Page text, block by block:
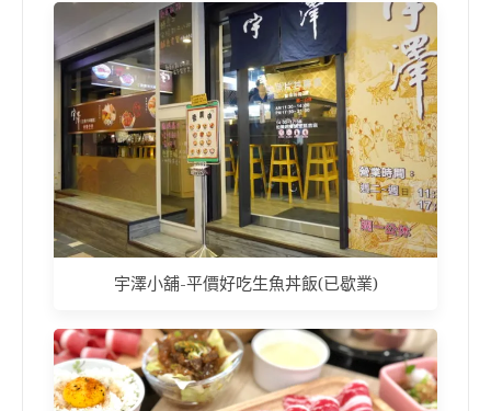
宇澤小舖-平價好吃生魚丼飯(已歇業)